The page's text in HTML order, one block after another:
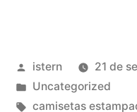
Publicado
por
istern
21 de
Publicado
en
Uncategorized
Etiquetas:
camisetas